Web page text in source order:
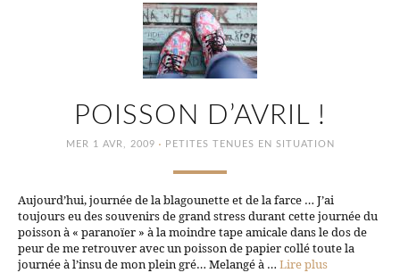
POISSON D’AVRIL !
MER 1 AVR, 2009 · PETITES TENUES EN SITUATION
Aujourd’hui, journée de la blagounette et de la farce … J’ai
toujours eu des souvenirs de grand stress durant cette journée du
poisson à « paranoïer » à la moindre tape amicale dans le dos de
peur de me retrouver avec un poisson de papier collé toute la
journée à l’insu de mon plein gré… Melangé à … Lire plus